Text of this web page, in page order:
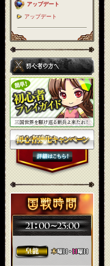
アップデート
アップデート